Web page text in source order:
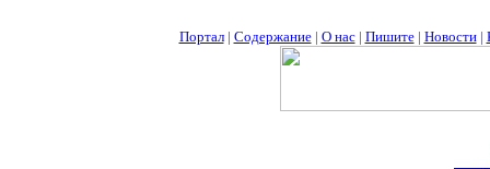
Портал| Содержание| О нас| Пишите| Новости|